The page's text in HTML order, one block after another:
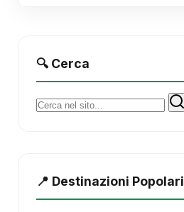
🔍 Cerca
Cerca:
📍 Destinazioni Popolari